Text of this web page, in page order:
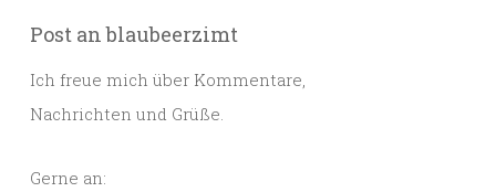
Post an blaubeerzimt
Ich freue mich über Kommentare,
Nachrichten und Grüße.
Gerne an: